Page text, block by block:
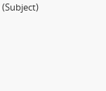
(Subject)